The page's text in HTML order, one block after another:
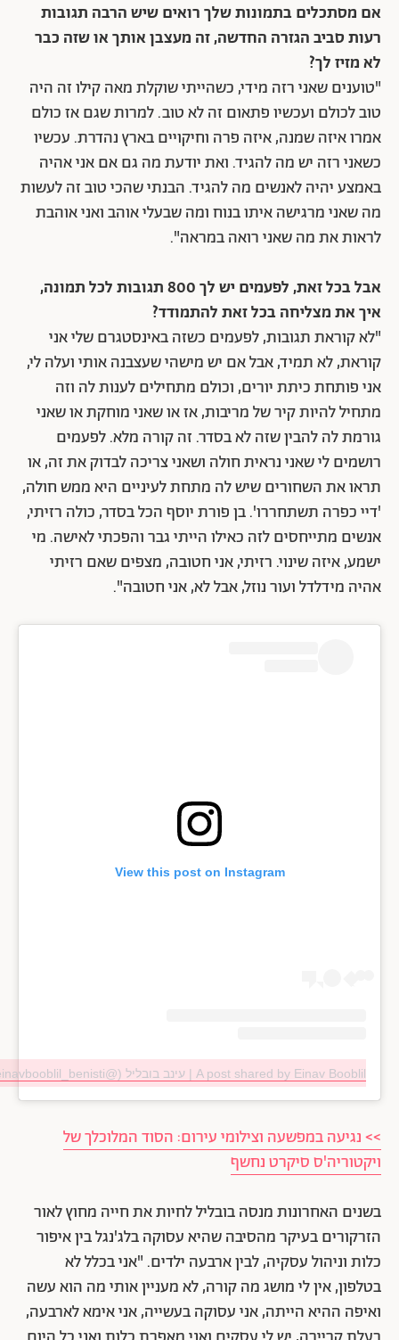
אם מסתכלים בתמונות שלך רואים שיש הרבה תגובות
רעות סביב הגזרה החדשה, זה מעצבן אותך או שזה כבר
לא מזיז לך?
"טוענים שאני רזה מידי, כשהייתי שוקלת מאה קילו זה היה
טוב לכולם ועכשיו פתאום זה לא טוב. למרות שגם אז כולם
אמרו איזה שמנה, איזה פרה וחיקויים בארץ נהדרת. עכשיו
כשאני רזה יש מה להגיד. ואת יודעת מה גם אם אני אהיה
באמצע יהיה לאנשים מה להגיד. הבנתי שהכי טוב זה לעשות
מה שאני מרגישה איתו בנוח ומה שבעלי אוהב ואני אוהבת
לראות את מה שאני רואה במראה".
אבל בכל זאת, לפעמים יש לך 800 תגובות לכל תמונה,
איך את מצליחה בכל זאת להתמודד?
"לא קוראת תגובות, לפעמים כשזה באינסטגרם שלי אני
קוראת, לא תמיד, אבל אם יש מישהי שעצבנה אותי ועלה לי,
אני פותחת כיתת יורים, וכולם מתחילים לענות לה וזה
מתחיל להיות קיר של מריבות, אז או שאני מוחקת או שאני
גורמת לה להבין שזה לא בסדר. זה קורה מלא. לפעמים
רושמים לי שאני נראית חולה ושאני צריכה לבדוק את זה, או
תראו את השחורים שיש לה מתחת לעיניים היא ממש חולה,
'דיי כפרה תשתחררו'. בן פורת יוסף הכל בסדר, כולה רזיתי,
אנשים מתייחסים לזה כאילו הייתי גבר והפכתי לאישה. מי
ישמע, איזה שינוי. רזיתי, אני חטובה, מצפים שאם רזיתי
אהיה מידלדל ועור נוזל, אבל לא, אני חטובה".
View this post on Instagram
A post shared by Einav Booblil | עינב בובליל (@einavbooblil_benisti)
>> נגיעה במפשעה וצילומי עירום: הסוד המלוכלך של
ויקטוריה'ס סיקרט נחשף
בשנים האחרונות מנסה בובליל לחיות את חייה מחוץ לאור
הזרקורים בעיקר מהסיבה שהיא עסוקה בלג'נגל בין איפור
כלות וניהול עסקיה, לבין ארבעה ילדים. "אני בכלל לא
בטלפון, אין לי מושג מה קורה, לא מעניין אותי מה הוא עשה
ואיפה ההיא הייתה, אני עסוקה בעשייה, אני אימא לארבעה,